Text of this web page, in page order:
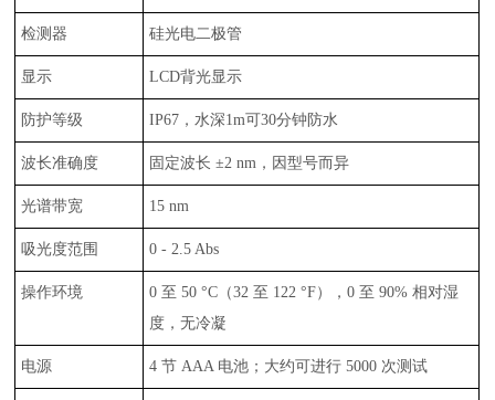
检测器 硅光电二极管
显示 LCD背光显示
防护等级 IP67 ，水深1m可30分钟防水
波长准确度 固定波长 ±2 nm ，因型号而异
光谱带宽 15 nm
吸光度范围 0 - 2.5 Abs
操作环境 0 至50°C （32 至 122°F），0 至90%相对湿
度，无冷凝
电源 4节AAA 电池；大约可进行5000 次测试